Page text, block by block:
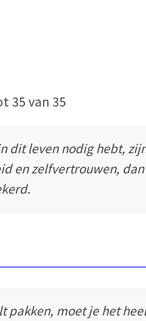
35 van 35
dit leven nodig hebt,
en zelfvertrouwen,
pakken, moet je het